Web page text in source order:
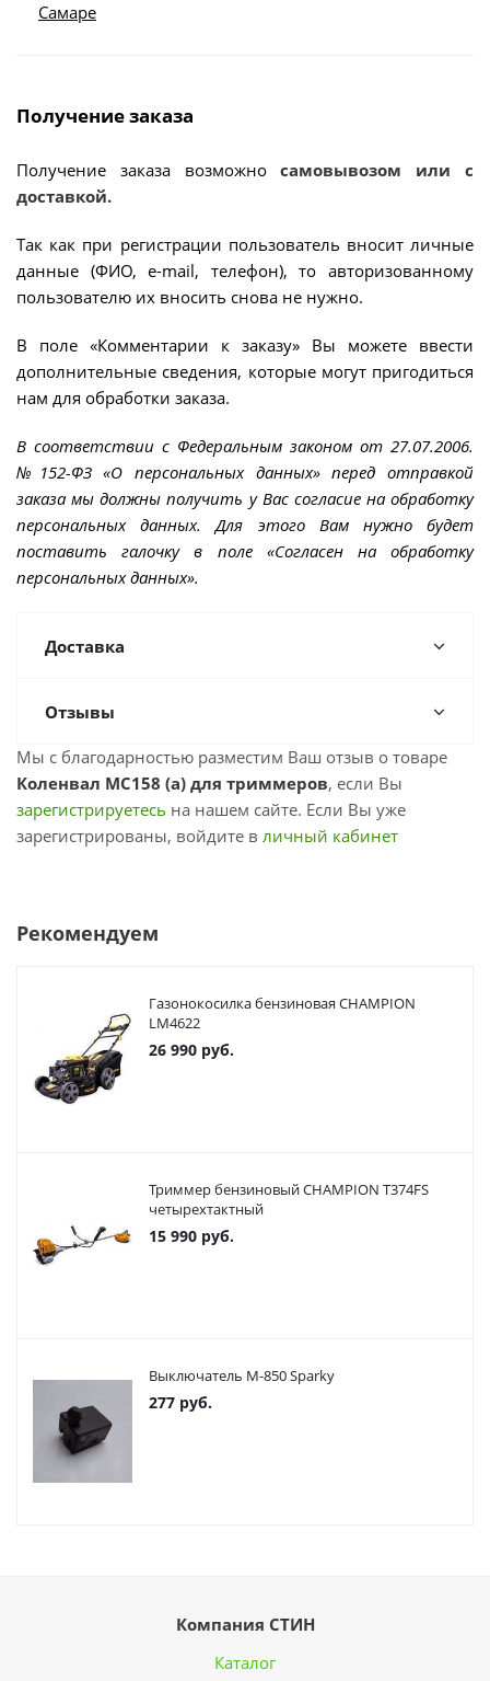
Самаре
Получение заказа
Получение заказа возможносамовывозом или с
доставкой.
Так как при регистрации пользователь вносит личные
данные (ФИО, e-mail, телефон), то авторизованному
пользователю их вносить снова не нужно.
В поле «Комментарии к заказу» Вы можете ввести
дополнительные сведения, которые могут пригодиться
нам для обработки заказа.
В соответствии с Федеральным законом от 27.07.2006.
№152-ФЗ «О персональных данных» перед отправкой
заказа мы должны получить у Вас согласие на обработку
персональных данных. Для этого Вам нужно будет
поставить галочку в поле «Согласен на обработку
персональных данных».
Доставка
Отзывы
Мы с благодарностью разместим Ваш отзыв о товаре
Коленвал МС158 (а) для триммеров, если Вы
зарегистрируетесь на нашем сайте. Если Вы уже
зарегистрированы, войдите в личный кабинет
Рекомендуем
Газонокосилка бензиновая CHAMPION
LM4622
26 990 руб.
Триммер бензиновый CHAMPION T374FS
четырехтактный
15 990 руб.
Выключатель М-850 Sparky
277 руб.
Компания СТИН
Каталог